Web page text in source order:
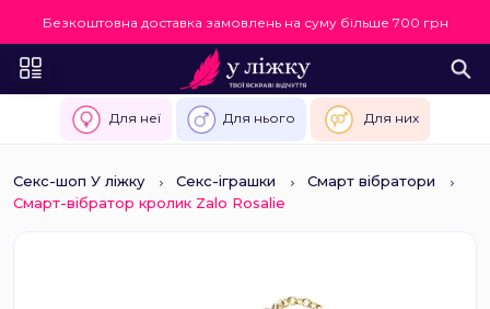
Безкоштовна доставка замовлень на суму більше 700 грн
Для неї Для нього Для них
Секс-шоп У ліжку Секс-іграшки
Смарт вібратори
Смарт-вібратор кролик Zalo Rosalie